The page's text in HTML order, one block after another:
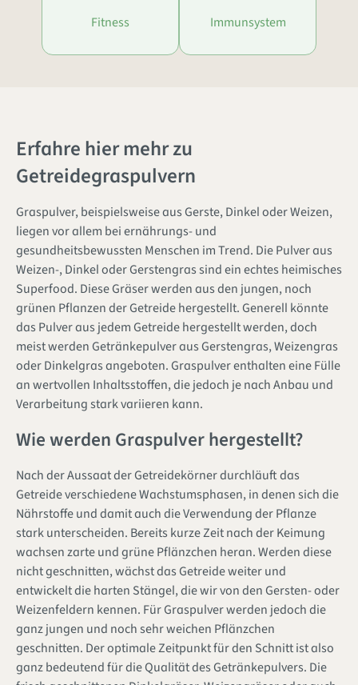
Fitness Immunsystem
Erfahre hier mehr zu
Getreidegraspulvern
Graspulver, beispielsweise aus Gerste, Dinkel oder Weizen,
liegen vor allem bei ernährungs- und
gesundheitsbewussten Menschen im Trend. Die Pulver aus
Weizen-, Dinkel oder Gerstengras sind ein echtes heimisches
Superfood. Diese Gräser werden aus den jungen, noch
grünen Pflanzen der Getreide hergestellt. Generell könnte
das Pulver aus jedem Getreide hergestellt werden, doch
meist werden Getränkepulver aus Gerstengras, Weizengras
oder Dinkelgras angeboten. Graspulver enthalten eine Fülle
an wertvollen Inhaltsstoffen, die jedoch je nach Anbau und
Verarbeitung stark variieren kann.
Wie werden Graspulver hergestellt?
Nach der Aussaat der Getreidekörner durchläuft das
Getreide verschiedene Wachstumsphasen, in denen sich die
Nährstoffe und damit auch die Verwendung der Pflanze
stark unterscheiden. Bereits kurze Zeit nach der Keimung
wachsen zarte und grüne Pflänzchen heran. Werden diese
nicht geschnitten, wächst das Getreide weiter und
entwickelt die harten Stängel, die wir von den Gersten- oder
Weizenfeldern kennen. Für Graspulver werden jedoch die
ganz jungen und noch sehr weichen Pflänzchen
geschnitten. Der optimale Zeitpunkt für den Schnitt ist also
ganz bedeutend für die Qualität des Getränkepulvers. Die